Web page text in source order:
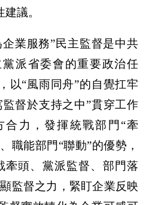
議。
業服務”民主監督是中共
派省委會的重要政治任
以“風雨同舟”的自覺扛牢
督於支持之中”貫穿工作
合力，發揮統戰部門“牽
職能部門“聯動”的優勢，
牽頭、黨派監督、部門落
監督之力，緊盯企業反映